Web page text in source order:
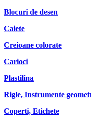
Blocuri de desen
Caiete
Creioane colorate
Carioci
Plastilina
Rigle, Instrumente
Coperti, Etichete